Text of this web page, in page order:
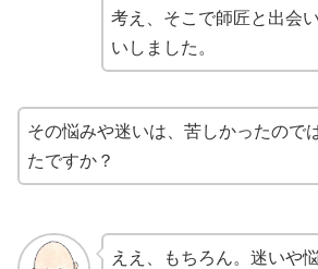
考え、そこで師匠と出会
いしました。
その悩みや迷いは、苦しかったので
たですか？
ええ、もちろん。迷いや